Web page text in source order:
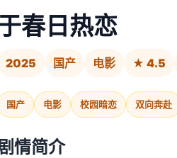
春日热恋
2025 国产 电影 ★ 4.5
国产 电影 校园暗恋 双向奔赴
情简介